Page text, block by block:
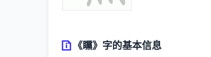
《矘》字的基本信息